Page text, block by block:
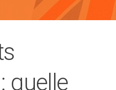
quelle